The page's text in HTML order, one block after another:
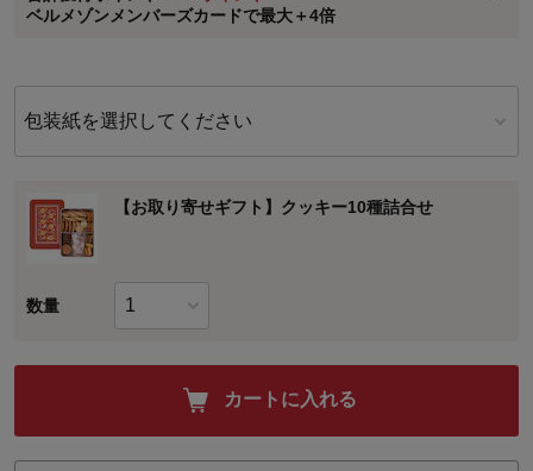
ベルメゾンメンバーズカードで最大＋4倍
に対して適用されます。
包装紙を選択してください
【お取り寄せギフト】クッキー10種詰合せ
数量
カートに入れる